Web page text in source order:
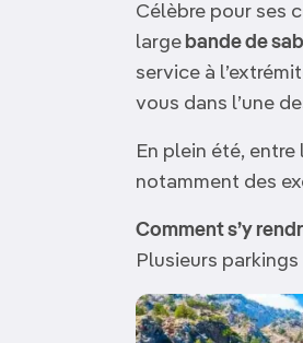
Célèbre pour ses
large bande de
service à
vous dans l’une
En plein été,
notamment des
Comment s’y
Plusieurs
Image